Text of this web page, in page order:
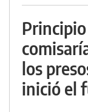
los
inició el